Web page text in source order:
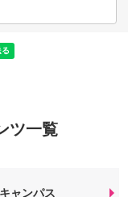
ツ一覧
ャンパス